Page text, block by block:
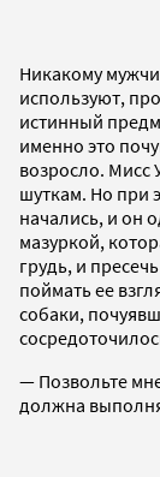
Никакому
используют,
истинный
именно это
возросло. Мисс
шуткам. Но при
начались, и он
мазуркой,
грудь, и
поймать ее
собаки,
— Позвольте
должна